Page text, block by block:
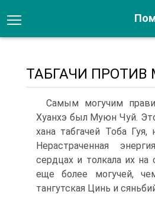
ТАБГАЧИ
Самым могучим
Хуанхэ был Муюн Чуй.
хана табгачей Тоба Гуя,
Нерастраченная
сердцах и толкала их на
еще более могучей,
тангутская Цинь и